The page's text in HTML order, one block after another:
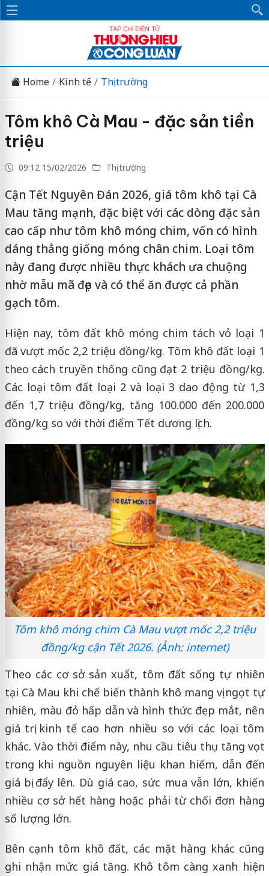
Home Kinh tế Thị trường
Tôm khô Cà Mau - đặc sản tiền
triệu
09:12 15/02/2026 Thị trường
Cận Tết Nguyên Đán 2026, giá tôm khô tại Cà
Mau tăng mạnh, đặc biệt với các dòng đặc sản
cao cấp như tôm khô móng chim, vốn có hình
dáng thẳng giống móng chân chim. Loại tôm
này đang được nhiều thực khách ưa chuộng
nhờ mẫu mã đẹp và có thể ăn được cả phần
gạch tôm.
Hiện nay, tôm đất khô móng chim tách vỏ loại 1
đã vượt mốc 2,2 triệu đồng/kg. Tôm khô đất loại 1
theo cách truyền thống cũng đạt 2 triệu đồng/kg.
Các loại tôm đất loại 2 và loại 3 dao động từ 1,3
đến 1,7 triệu đồng/kg, tăng 100.000 đến 200.000
đồng/kg so với thời điểm Tết dương lịch.
Tôm khô móng chim Cà Mau vượt mốc 2,2 triệu
đồng/kg cận Tết 2026. (Ảnh: internet)
Theo các cơ sở sản xuất, tôm đất sống tự nhiên
tại Cà Mau khi chế biến thành khô mang vị ngọt tự
nhiên, màu đỏ hấp dẫn và hình thức đẹp mắt, nên
giá trị kinh tế cao hơn nhiều so với các loại tôm
khác. Vào thời điểm này, nhu cầu tiêu thụ tăng vọt
trong khi nguồn nguyên liệu khan hiếm, dẫn đến
giá bị đẩy lên. Dù giá cao, sức mua vẫn lớn, khiến
nhiều cơ sở hết hàng hoặc phải từ chối đơn hàng
số lượng lớn.
Bên cạnh tôm khô đất, các mặt hàng khác cũng
ghi nhận mức giá tăng. Khô tôm càng xanh hiện